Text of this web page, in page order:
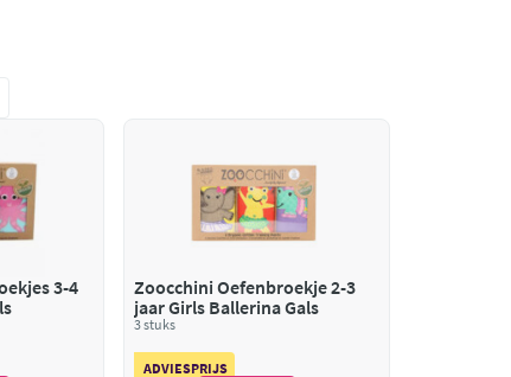
3-4
Zoocchini Oefenbroekje 2-3
jaar Girls Ballerina Gals
3 stuks
ADVIESPRIJS